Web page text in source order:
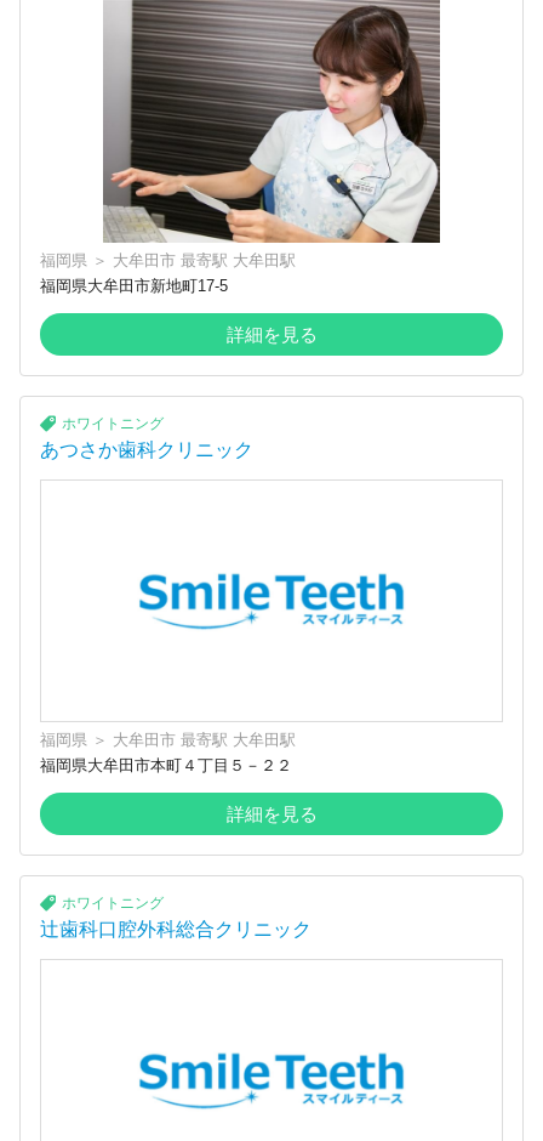
福岡県 ＞ 大牟田市 最寄駅 大牟田駅
福岡県大牟田市新地町17-5
詳細を見る
ホワイトニング
あつさか歯科クリニック
福岡県 ＞ 大牟田市 最寄駅 大牟田駅
福岡県大牟田市本町４丁目５－２２
詳細を見る
ホワイトニング
辻歯科口腔外科総合クリニック